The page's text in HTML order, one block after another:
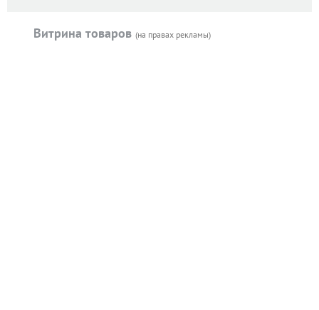
Витрина товаров (на правах рекламы)